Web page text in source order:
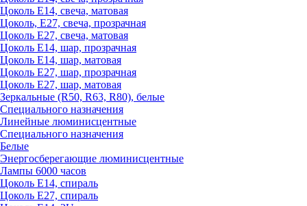
Цоколь Е14, свеча, матовая
Цоколь, Е27, свеча, прозрачная
Цоколь Е27, свеча, матовая
Цоколь Е14, шар, прозрачная
Цоколь Е14, шар, матовая
Цоколь Е27, шар, прозрачная
Цоколь Е27, шар, матовая
Зеркальные (R50, R63, R80), белые
Специального назначения
Линейные люминисцентные
Специального назначения
Белые
Энергосберегающие люминисцентные
Лампы 6000 часов
Цоколь Е14, спираль
Цоколь Е27, спираль